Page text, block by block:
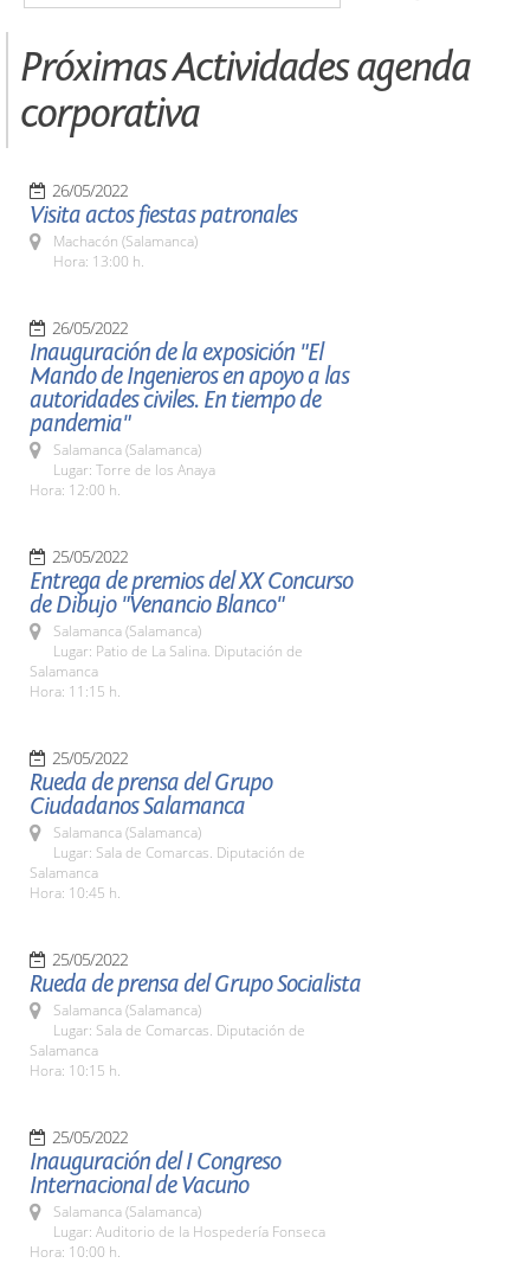
Próximas Actividades agenda
corporativa
26/05/2022
Visita actos fiestas patronales
Machacón (Salamanca)
Hora: 13:00 h.
26/05/2022
Inauguración de la exposición "El
Mando de Ingenieros en apoyo a las
autoridades civiles. En tiempo de
pandemia"
Salamanca (Salamanca)
Lugar: Torre de los Anaya
Hora: 12:00 h.
25/05/2022
Entrega de premios del XX Concurso
de Dibujo "Venancio Blanco"
Salamanca (Salamanca)
Lugar: Patio de La Salina. Diputación de
Salamanca
Hora: 11:15 h.
25/05/2022
Rueda de prensa del Grupo
Ciudadanos Salamanca
Salamanca (Salamanca)
Lugar: Sala de Comarcas. Diputación de
Salamanca
Hora: 10:45 h.
25/05/2022
Rueda de prensa del Grupo Socialista
Salamanca (Salamanca)
Lugar: Sala de Comarcas. Diputación de
Salamanca
Hora: 10:15 h.
25/05/2022
Inauguración del I Congreso
Internacional de Vacuno
Salamanca (Salamanca)
Lugar: Auditorio de la Hospedería Fonseca
Hora: 10:00 h.